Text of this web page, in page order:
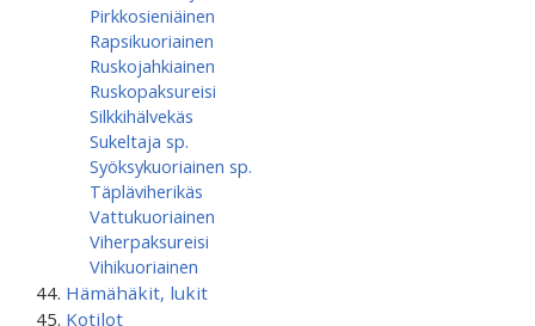
Pirkkosieniäinen
Rapsikuoriainen
Ruskojahkiainen
Ruskopaksureisi
Silkkihälvekäs
Sukeltaja sp.
Syöksykuoriainen sp.
Täpläviherikäs
Vattukuoriainen
Viherpaksureisi
Vihikuoriainen
Hämähäkit, lukit
Kotilot